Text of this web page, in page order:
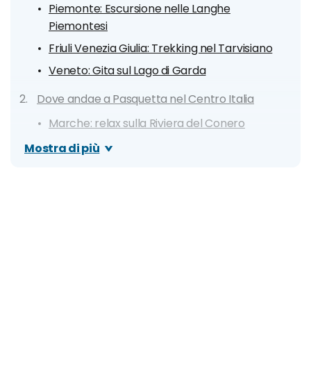
Piemonte: Escursione nelle Langhe
Piemontesi
Friuli Venezia Giulia: Trekking nel Tarvisiano
Veneto: Gita sul Lago di Garda
Dove andae a Pasquetta nel Centro Italia
Marche: relax sulla Riviera del Conero
Toscana: visita ai borghi della Val d'Orcia
Mostra di più